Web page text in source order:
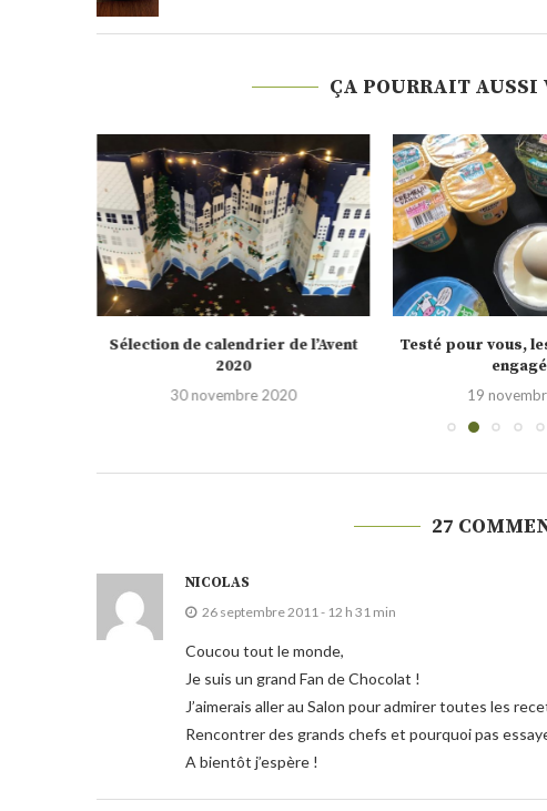
ÇA POURRAIT AUSSI
Sélection de calendrier de l’Avent
2020
30 novembre 2020
Testé pour vous,
19
27
NICOLAS
26 septembre 2011 - 12 h 31 min
Coucou tout le monde,
Je suis un grand Fan de Chocolat !
J’aimerais aller au Salon pour admirer toutes les
Rencontrer des grands chefs et pourquoi pas
A bientôt j’espère !